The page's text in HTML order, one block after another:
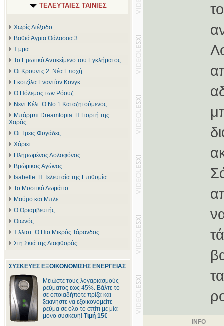
ΤΕΛΕΥΤΑΙΕΣ ΤΑΙΝΙΕΣ
Χωρίς Διέξοδο
Βαθιά Άγρια Θάλασσα 3
Έμμα
Το Ερωτικό Αντικείμενο του Εγκλήματος
Οι Κρουντς 2: Νέα Εποχή
Γκοτζίλα Εναντίον Κονγκ
Ο Πόλεμος των Ρόουζ
Νεντ Κέλι: Ο Νο.1 Καταζητούμενος
Μπάρμπι Dreamtopia: Η Γιορτή της
Χαράς
Οι Τρεις Φυγάδες
Χάριετ
Πληρωμένος Δολοφόνος
Βρώμικος Αγώνας
Isabelle: Η Τελευταία της Επιθυμία
Το Μυστικό Δωμάτιο
Μαύρο και Μπλε
Ο Θριαμβευτής
Οιωνός
Έλλιοτ: Ο Πιο Μικρός Τάρανδος
Στη Σκιά της Διαφθοράς
ΣΥΣΚΕΥΕΣ ΕΞΟΙΚΟΝΟΜΙΣΗΣ ΕΝΕΡΓΕΙΑΣ
Μειώστε τους λογαριασμούς
ρεύματος εως 45%. Βάλτε το
σε οποιαδήποτε πρίζα και
ξεκινήστε να εξοικονομείτε
ρεύμα σε όλο το σπίτι με μία
μονο συσκευή! Τιμή 15€
INFO